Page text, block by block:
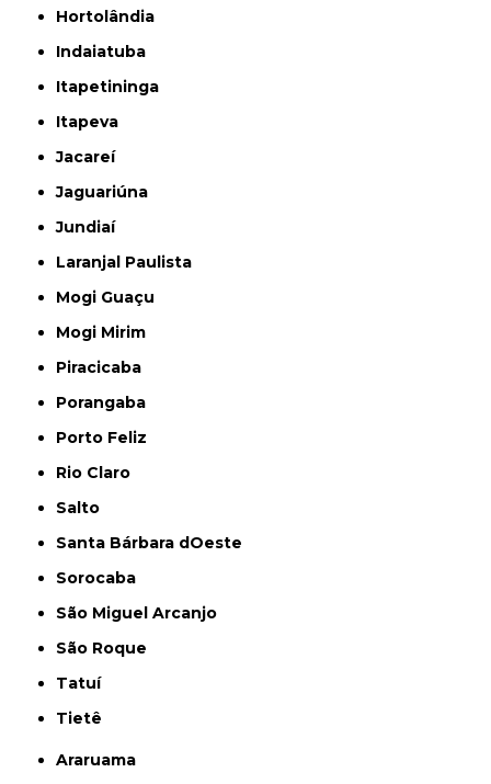
Hortolândia
Indaiatuba
Itapetininga
Itapeva
Jacareí
Jaguariúna
Jundiaí
Laranjal Paulista
Mogi Guaçu
Mogi Mirim
Piracicaba
Porangaba
Porto Feliz
Rio Claro
Salto
Santa Bárbara dOeste
Sorocaba
São Miguel Arcanjo
São Roque
Tatuí
Tietê
Araruama